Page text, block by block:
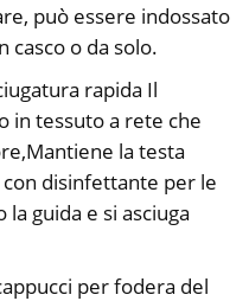
può essere indossato
casco o da solo.
rapida Il
in tessuto a rete che
la testa
disinfettante per le
guida e si asciuga
per fodera del